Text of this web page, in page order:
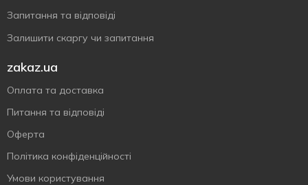
Запитання та відповіді
Залишити скаргу чи запитання
zakaz.ua
Оплата та доставка
Питання та відповіді
Оферта
Політика конфіденційності
Умови користування